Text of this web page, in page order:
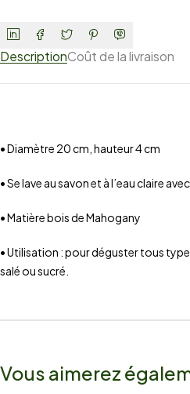
DescriptionCoût de la livraison
• Diamètre 20 cm, hauteur 4 cm
• Se lave au savon et à l’eau claire
• Matière bois de Mahogany
• Utilisation : pour déguster tous
salé ou sucré.
Vous aimerez